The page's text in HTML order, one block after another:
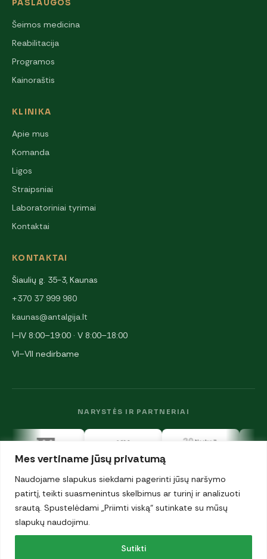
Mes vertiname jūsų privatumą
Naudojame slapukus siekdami pagerinti jūsų naršymo
patirtį, teikti suasmenintus skelbimus ar turinį ir analizuoti
srautą. Spustelėdami „Priimti viską“ sutinkate su mūsų
slapukų naudojimu.
Sutikti
PASLAUGOS
Šeimos medicina
Reabilitacija
Programos
Kainoraštis
KLINIKA
Apie mus
Komanda
Ligos
Straipsniai
Laboratoriniai tyrimai
Kontaktai
KONTAKTAI
Šiaulių g. 35-3, Kaunas
+370 37 999 980
kaunas@antalgija.lt
I–IV 8:00–19:00 · V 8:00–18:00
VI–VII nedirbame
NARYSTĖS IR PARTNERIAI
© 2026 UAB „Antalgija". Visos teisės saugomos.
·
Slapukai